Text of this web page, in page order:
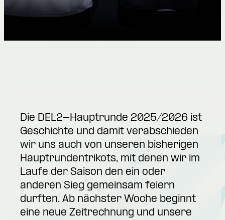
Die DEL2-Hauptrunde 2025/2026 ist
Geschichte und damit verabschieden
wir uns auch von unseren bisherigen
Hauptrundentrikots, mit denen wir im
Laufe der Saison den ein oder
anderen Sieg gemeinsam feiern
durften. Ab nächster Woche beginnt
eine neue Zeitrechnung und unsere